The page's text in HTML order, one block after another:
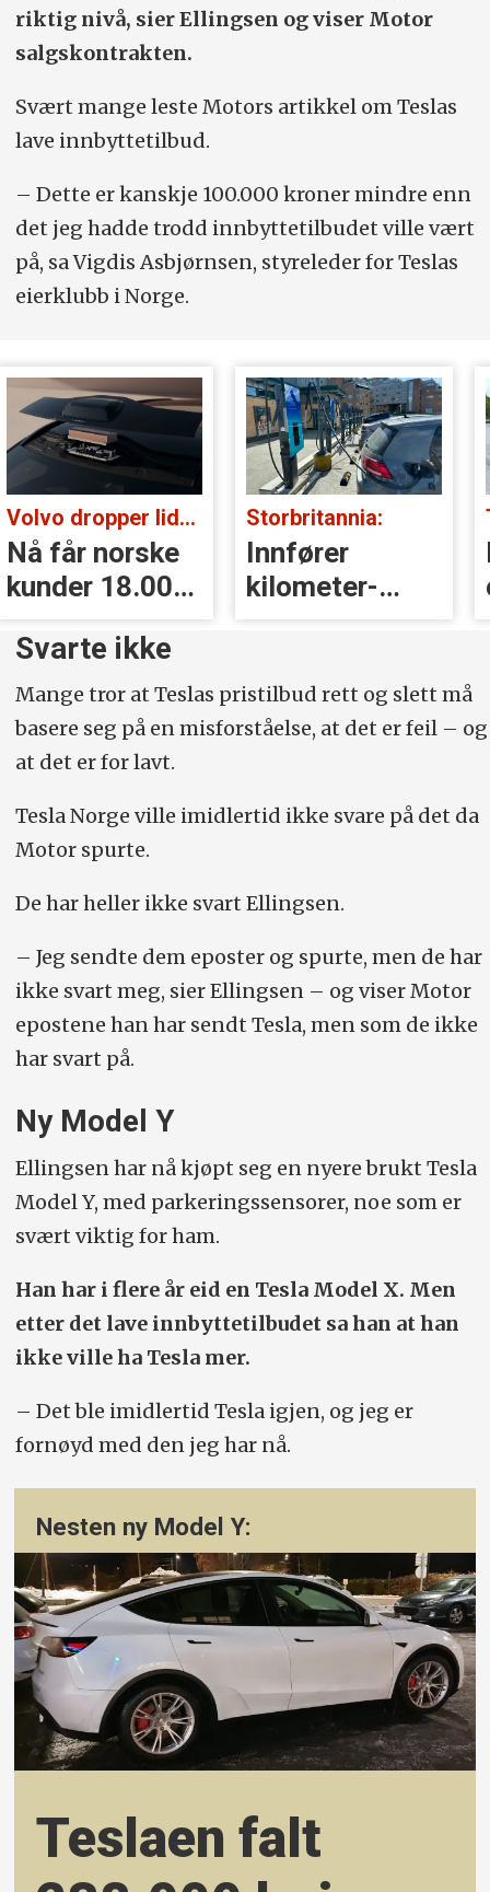
riktig nivå, sier Ellingsen og viser Motor
salgskontrakten.
Svært mange leste Motors artikkel om Teslas
lave innbyttetilbud.
– Dette er kanskje 100.000 kroner mindre enn
det jeg hadde trodd innbyttetilbudet ville vært
på, sa Vigdis Asbjørnsen, styreleder for Teslas
eierklubb i Norge.
Volvo dropper lidar for godt:
Nå får norske
kunder 18.000
kr i erstatning
Storbritannia:
Innfører
kilometer­
avgift for
Svarte ikke
Mange tror at Teslas pristilbud rett og slett må
basere seg på en misforståelse, at det er feil – og
at det er for lavt.
Tesla Norge ville imidlertid ikke svare på det da
Motor spurte.
De har heller ikke svart Ellingsen.
– Jeg sendte dem eposter og spurte, men de har
ikke svart meg, sier Ellingsen – og viser Motor
epostene han har sendt Tesla, men som de ikke
har svart på.
Ny Model Y
Ellingsen har nå kjøpt seg en nyere brukt Tesla
Model Y, med parkeringssensorer, noe som er
svært viktig for ham.
Han har i flere år eid en Tesla Model X. Men
etter det lave innbyttetilbudet sa han at han
ikke ville ha Tesla mer.
– Det ble imidlertid Tesla igjen, og jeg er
fornøyd med den jeg har nå.
Nesten ny Model Y:
Teslaen falt